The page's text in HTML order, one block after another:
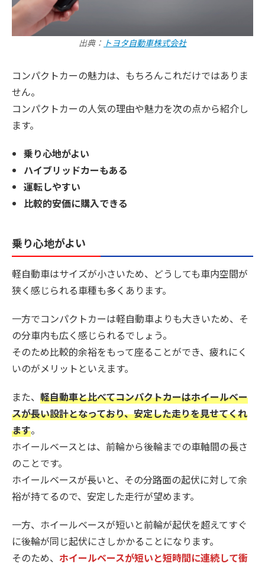
出典： トヨタ自動車株式会社
コンパクトカーの魅力は、もちろんこれだけではありま
せん。
コンパクトカーの人気の理由や魅力を次の点から紹介し
ます。
乗り心地がよい
ハイブリッドカーもある
運転しやすい
比較的安価に購入できる
乗り心地がよい
軽自動車はサイズが小さいため、どうしても車内空間が
狭く感じられる車種も多くあります。
一方でコンパクトカーは軽自動車よりも大きいため、そ
の分車内も広く感じられるでしょう。
そのため比較的余裕をもって座ることができ、疲れにく
いのがメリットといえます。
また、 軽自動車と比べてコンパクトカーはホイールベー
スが長い設計となっており、安定した走りを見せてくれ
ます。
ホイールベースとは、前輪から後輪までの車軸間の長さ
のことです。
ホイールベースが長いと、その分路面の起伏に対して余
裕が持てるので、安定した走行が望めます。
一方、ホイールベースが短いと前輪が起伏を超えてすぐ
に後輪が同じ起伏にさしかかることになります。
そのため、 ホイールベースが短いと短時間に連続して衝